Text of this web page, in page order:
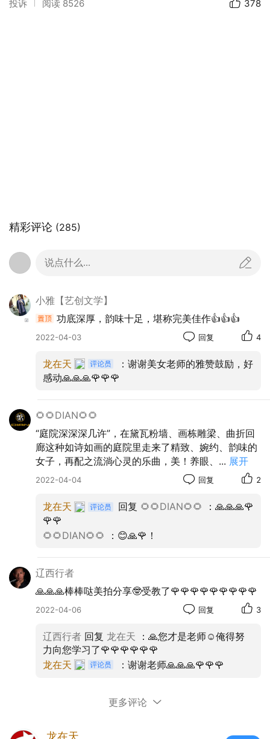
忆；它像一个空间房子，盛满了生活哲理，以
时间拥抱四季深情，以空间收纳身心疲惫，是
生活之向往。
投诉 阅读 8526 378
精彩评论 (285)
说点什么...
小雅【艺创文学】
功底深厚，韵味十足，堪称完美佳作👍👍👍
2022-04-03 回复 4
龙在天
：谢谢美女老师的雅赞鼓励，好
感动🙏🙏🙏🌹🌹🌹
🌻🌻DIAN🌻🌻
“庭院深深深几许”，在黛瓦粉墙、画栋雕梁、曲折回
廊这种如诗如画的庭院里走来了精致、婉约、韵味的
女子，再配之流淌心灵的乐曲，美！养眼、 ... 展开
2022-04-04 回复 2
龙在天 回复 🌻🌻DIAN🌻🌻
：🙏🙏🙏🌹
🌹🌹
🌻🌻DIAN🌻🌻
：😊🙏🌹！
辽西行者
🙏🙏🙏棒棒哒美拍分享🤓受教了🌹🌹🌹🌹🌹🌹🌹🌹🌹
2022-04-06 回复 3
辽西行者 回复 龙在天
：🙏您才是老师☺️俺得努
力向您学习了🌹🌹🌹🌹🌹🌹
龙在天
：谢谢老师🙏🙏🙏🌹🌹🌹
更多评论
龙在天